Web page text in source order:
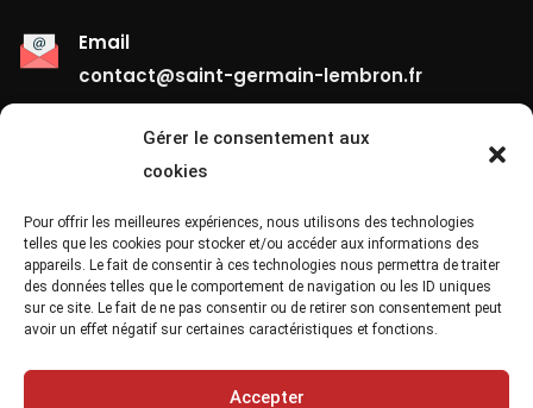
Gérer le consentement aux
cookies
Pour offrir les meilleures expériences, nous utilisons des technologies
telles que les cookies pour stocker et/ou accéder aux informations des
appareils. Le fait de consentir à ces technologies nous permettra de traiter
des données telles que le comportement de navigation ou les ID uniques
sur ce site. Le fait de ne pas consentir ou de retirer son consentement peut
avoir un effet négatif sur certaines caractéristiques et fonctions.
Accepter
Email
contact@saint-germain-lembron.fr
Liens Utiles
Contact
Mentions Légales
Confidentialité
Site Map